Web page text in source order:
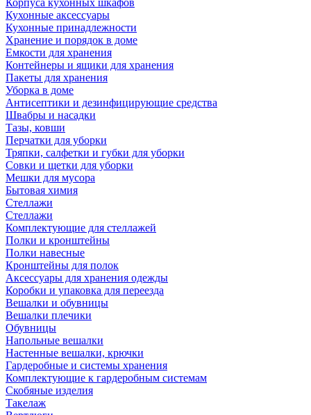
Корпуса кухонных шкафов
Кухонные аксессуары
Кухонные принадлежности
Хранение и порядок в доме
Емкости для хранения
Контейнеры и ящики для хранения
Пакеты для хранения
Уборка в доме
Антисептики и дезинфицирующие средства
Швабры и насадки
Тазы, ковши
Перчатки для уборки
Тряпки, салфетки и губки для уборки
Совки и щетки для уборки
Мешки для мусора
Бытовая химия
Стеллажи
Стеллажи
Комплектующие для стеллажей
Полки и кронштейны
Полки навесные
Кронштейны для полок
Аксессуары для хранения одежды
Коробки и упаковка для переезда
Вешалки и обувницы
Вешалки плечики
Обувницы
Напольные вешалки
Настенные вешалки, крючки
Гардеробные и системы хранения
Комплектующие к гардеробным системам
Скобяные изделия
Такелаж